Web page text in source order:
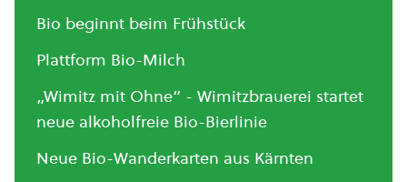
Bio beginnt beim Frühstück
Plattform Bio-Milch
„Wimitz mit Ohne“ - Wimitzbrauerei startet
neue alkoholfreie Bio-Bierlinie
Neue Bio-Wanderkarten aus Kärnten